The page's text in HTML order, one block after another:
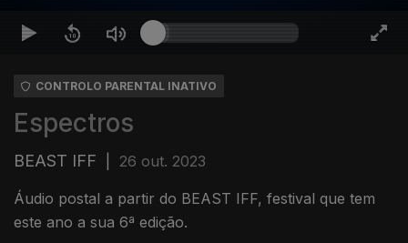
CONTROLO PARENTAL INATIVO
Espectros
BEAST IFF 26 out. 2023
Áudio postal a partir do BEAST IFF, festival que tem
este ano a sua 6ª edição.